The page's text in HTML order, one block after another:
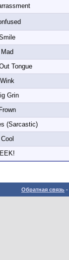
Mad
Tongue
Wink
Grin
Frown
(Sarcastic)
Cool
EEK!
Обратная связь -